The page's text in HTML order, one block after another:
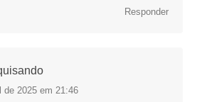
Responder
de 2025 em 21:46